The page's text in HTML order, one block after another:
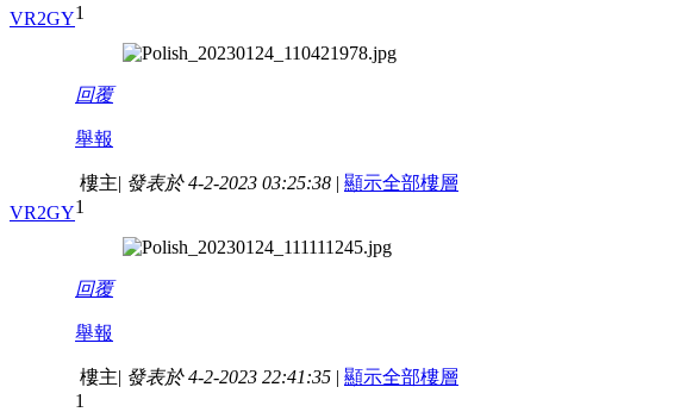
VR2GY1
回覆
舉報
VR2GY
樓主| 發表於 4-2-2023 03:25:38 | 顯示全部樓層
1
回覆
舉報
樓主| 發表於 4-2-2023 22:41:35 | 顯示全部樓層
1